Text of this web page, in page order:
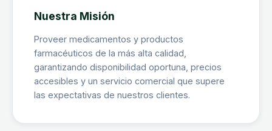
Nuestra Misión
Proveer medicamentos y productos
farmacéuticos de la más alta calidad,
garantizando disponibilidad oportuna, precios
accesibles y un servicio comercial que supere
las expectativas de nuestros clientes.